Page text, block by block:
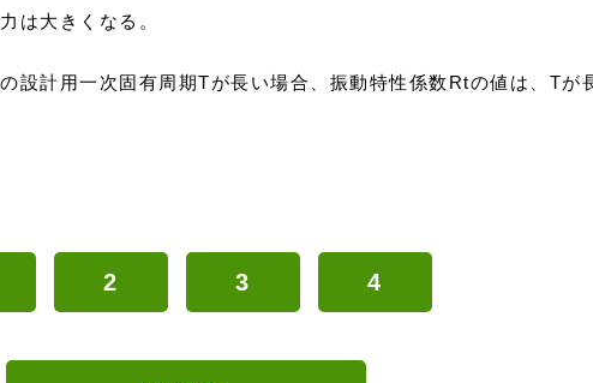
は大きくなる。
設計用一次固有周期Tが長い場合、振動特性係数Rtの値は、Tが
2 3 4